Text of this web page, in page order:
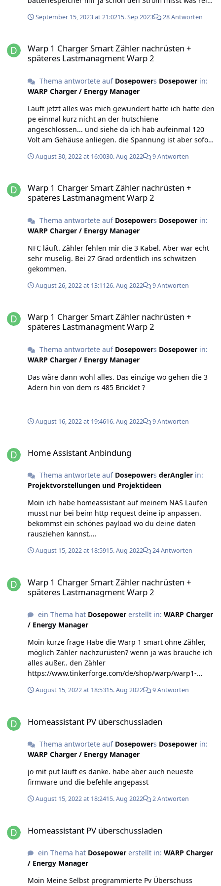
September 15, 2023 at 21:0215. Sep 2023 28 Antworten
Warp 1 Charger Smart Zähler nachrüsten +
späteres Lastmanagment Warp 2
Thema antwortete auf Dosepowers Dosepowerin:
WARP Charger / Energy Manager
Läuft jetzt alles was mich gewundert hatte ich hatte den
pe einmal kurz nicht an der hutschiene
angeschlossen... und siehe da ich hab aufeinmal 120
Volt am Gehäuse anliegen. die Spannung ist aber sofort
hab. mit angeschlossen pe war aber alles wieder in
August 30, 2022 at 16:0030. Aug 2022 9 Antworten
Warp 1 Charger Smart Zähler nachrüsten +
späteres Lastmanagment Warp 2
Thema antwortete auf Dosepowers Dosepowerin:
WARP Charger / Energy Manager
NFC läuft. Zähler fehlen mir die 3 Kabel. Aber war echt
sehr muselig. Bei 27 Grad ordentlich ins schwitzen
gekommen.
August 26, 2022 at 13:1126. Aug 2022 9 Antworten
Warp 1 Charger Smart Zähler nachrüsten +
späteres Lastmanagment Warp 2
Thema antwortete auf Dosepowers Dosepowerin:
WARP Charger / Energy Manager
Das wäre dann wohl alles. Das einzige wo gehen die 3
Adern hin von dem rs 485 Bricklet ?
August 16, 2022 at 19:4616. Aug 2022 9 Antworten
Home Assistant Anbindung
Thema antwortete auf Dosepowers derAnglerin:
Projektvorstellungen und Projektideen
Moin ich habe homeassistant auf meinem NAS Laufen
musst nur bei beim http request deine ip anpassen.
bekommst ein schönes payload wo du deine daten
rausziehen kannst.
669e78","name":"","props":[{"p":"payload"},
e":"date","x":330,"y":880,"wires":
[["69de9a27d2fc4d31"]]},
request","z":"d7a5456d.669e78","name":"","method":"GE
T","ret":"txt","paytoqs":"ignore","url":"http://192.168.178
.24/evse/state","tls":"","persist":false,"proxy":"","insecur
eHTTPParser":false,"authType":"","senderr":false,"heade
rs":[],"x":530,"y":880,"wires":[["752dc485127bb318"]]},
{"id":"752dc485127bb318","type":"json","z":"d7a5456d.6
69e78","name":"","property":"payload","action":"","prett
y":false,"x":710,"y":880,"wires":[["6b6c6e9bcc3e2f68"]]},
e":false,"tostatus":false,"complete":"true","targetType":"
ires":[]}]
August 15, 2022 at 18:5915. Aug 2022 24 Antworten
Warp 1 Charger Smart Zähler nachrüsten +
späteres Lastmanagment Warp 2
ein Thema hat Dosepowererstellt in: WARP Charger
/ Energy Manager
Moin kurze frage Habe die Warp 1 smart ohne Zähler,
möglich Zähler nachzurüsten? wenn ja was brauche ich
alles außer.. den Zähler
https://www.tinkerforge.com/de/shop/warp/warp1-
rs485-mid.html nfc: nur bricklet und das 15 cm kabel 7
ausgelesen/ins System eingebunden? oder lieber gleich
August 15, 2022 at 18:5315. Aug 2022 9 Antworten
Homeassistant PV überschussladen
Thema antwortete auf Dosepowers Dosepowerin:
WARP Charger / Energy Manager
jo mit put läuft es danke. habe aber auch neueste
firmware und die befehle angepasst
August 15, 2022 at 18:2415. Aug 2022 2 Antworten
Homeassistant PV überschussladen
ein Thema hat Dosepowererstellt in: WARP Charger
/ Energy Manager
Moin Meine Selbst programmierte Pv Überschuss